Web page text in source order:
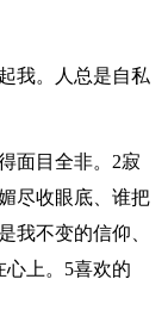
我。人总是自私
面目全非。2寂
尽收眼底、谁把
我不变的信仰、
上。5喜欢的